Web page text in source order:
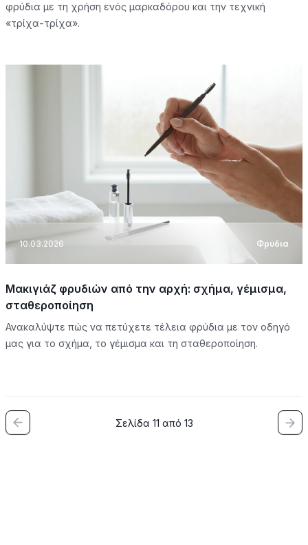
φρύδια με τη χρήση ενός μαρκαδόρου και την τεχνική
«τρίχα-τρίχα».
10.03.2026 Φρύδια
Μακιγιάζ φρυδιών από την αρχή: σχήμα, γέμισμα,
σταθεροποίηση
Ανακαλύψτε πώς να πετύχετε τέλεια φρύδια με τον οδηγό
μας για το σχήμα, το γέμισμα και τη σταθεροποίηση.
Σελίδα 11 από 13